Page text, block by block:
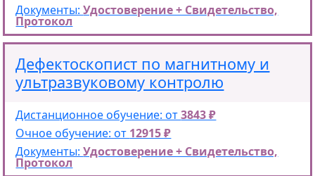
Документы:Удостоверение + Свидетельство,
Протокол
Дефектоскопист по магнитному и
ультразвуковому контролю
Дистанционное обучение: от3843 ₽
Очное обучение: от 12915 ₽
Документы:Удостоверение + Свидетельство,
Протокол